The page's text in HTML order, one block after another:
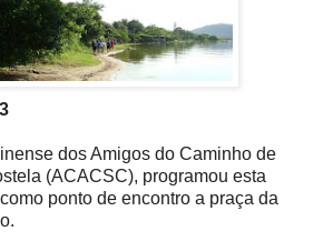
dos Amigos do Caminho de
(ACACSC), programou esta
ponto de encontro a praça da